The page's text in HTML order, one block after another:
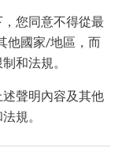
您同意不得從最
他國家/地區，而
和法規。
聲明內容及其他
規。